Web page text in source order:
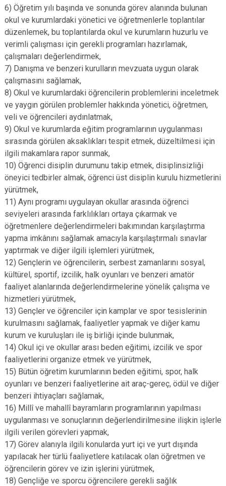
6) Öğretim yılı başında ve sonunda görev alanında bulunan
okul ve kurumlardaki yönetici ve öğretmenlerle toplantılar
düzenlemek, bu toplantılarda okul ve kurumların huzurlu ve
verimli çalışması için gerekli programları hazırlamak,
çalışmaları değerlendirmek,
7) Danışma ve benzeri kurulların mevzuata uygun olarak
çalışmasını sağlamak,
8) Okul ve kurumlardaki öğrencilerin problemlerini inceletmek
ve yaygın görülen problemler hakkında yönetici, öğretmen,
veli ve öğrencileri aydınlatmak,
9) Okul ve kurumlarda eğitim programlarının uygulanması
sırasında görülen aksaklıkları tespit etmek, düzeltilmesi için
ilgili makamlara rapor sunmak,
10) Öğrenci disiplin durumunu takip etmek, disiplinsizliği
öneyici tedbirler almak, öğrenci üst disiplin kurulu hizmetlerini
yürütmek,
11) Aynı programı uygulayan okullar arasında öğrenci
seviyeleri arasında farklılıkları ortaya çıkarmak ve
öğretmenlere değerlendirmeleri bakımından karşılaştırma
yapma imkânını sağlamak amacıyla karşılaştırmalı sınavlar
yaptırmak ve diğer ilgili işlemleri yürütmek,
12) Gençlerin ve öğrencilerin, serbest zamanlarını sosyal,
kültürel, sportif, izcilik, halk oyunları ve benzeri amatör
faaliyet alanlarında değerlendirmelerine yönelik çalışma ve
hizmetleri yürütmek,
13) Gençler ve öğrenciler için kamplar ve spor tesislerinin
kurulmasını sağlamak, faaliyetler yapmak ve diğer kamu
kurum ve kuruluşları ile iş birliği içinde bulunmak,
14) Okul içi ve okullar arası beden eğitimi, izcilik ve spor
faaliyetlerini organize etmek ve yürütmek,
15) Bütün öğretim kurumlarının beden eğitimi, spor, halk
oyunları ve benzeri faaliyetlerine ait araç-gereç, ödül ve diğer
benzeri ihtiyaçları sağlamak,
16) Millî ve mahallî bayramların programlarının yapılması
uygulanması ve sonuçlarının değerlendirilmesine ilişkin işlerle
ilgili verilen görevleri yapmak,
17) Görev alanıyla ilgili konularda yurt içi ve yurt dışında
yapılacak her türlü faaliyetlere katılacak olan öğretmen ve
öğrencilerin görev ve izin işlerini yürütmek,
18) Gençliğe ve sporcu öğrencilere gerekli sağlık